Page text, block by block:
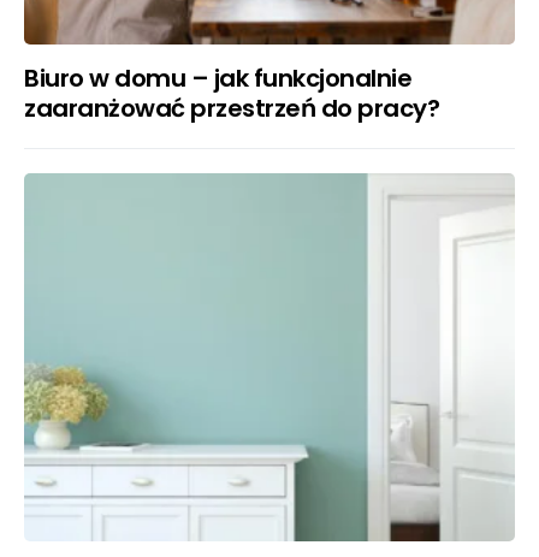
Biuro w domu – jak funkcjonalnie
zaaranżować przestrzeń do pracy?